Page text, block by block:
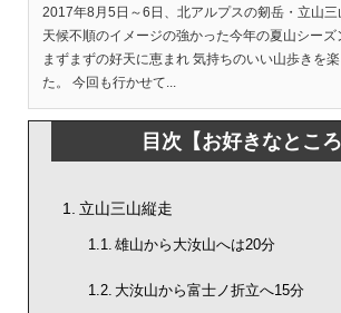
2017年8月5日～6日、北アルプスの剱岳・立山三
天候不順のイメージの強かった今年の夏山シーズ
まずまずの好天に恵まれ 気持ちのいい山歩きを
た。 今回も行かせて...
目次【お好きなところ
立山三山縦走
雄山から大汝山へは20分
大汝山から富士ノ折立へ15分